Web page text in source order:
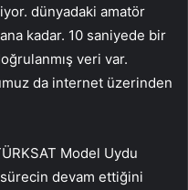
dünyadaki amatör
kadar. 10 saniyede bir
veri var.
da internet üzerinden
Model Uydu
sürecin devam ettiğini